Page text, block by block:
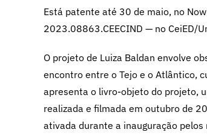
Está patente até 30 de maio, no
2023.08863.CEECIND — no CeiED/
O projeto de Luiza Baldan envolve
encontro entre o Tejo e o Atlântico,
apresenta o livro-objeto do projeto,
realizada e filmada em outubro de
ativada durante a inauguração